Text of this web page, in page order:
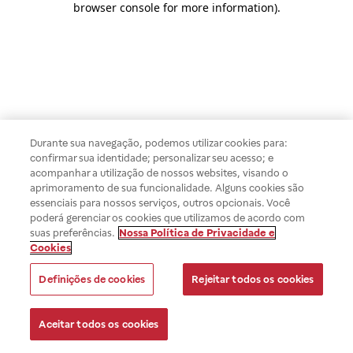
browser console for more information).
Durante sua navegação, podemos utilizar cookies para:
confirmar sua identidade; personalizar seu acesso; e
acompanhar a utilização de nossos websites, visando o
aprimoramento de sua funcionalidade. Alguns cookies são
essenciais para nossos serviços, outros opcionais. Você
poderá gerenciar os cookies que utilizamos de acordo com
suas preferências. Nossa Política de Privacidade e
Cookies
Definições de cookies Rejeitar todos os cookies
Aceitar todos os cookies